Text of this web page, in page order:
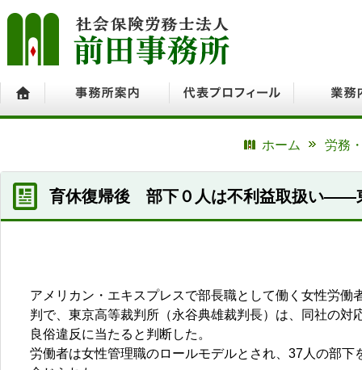
ホーム
労務
育休復帰後 部下０人は不利益取扱い――
アメリカン・エキスプレスで部長職として働く女性労
判で、東京高等裁判所（永谷典雄裁判長）は、同社の
良俗違反に当たると判断した。
労働者は女性管理職のロールモデルとされ、37人の部